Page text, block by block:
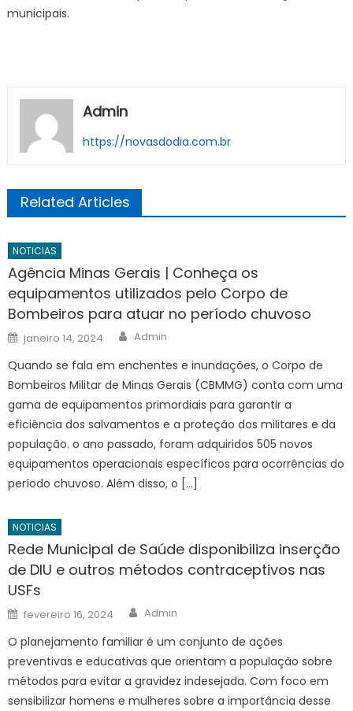
municipais.
Admin
https://novasdodia.com.br
Related Articles
NOTICIAS
Agência Minas Gerais | Conheça os
equipamentos utilizados pelo Corpo de
Bombeiros para atuar no período chuvoso
Posted
on
janeiro 14, 2024 Author
Admin
Quando se fala em enchentes e inundações, o Corpo de
Bombeiros Militar de Minas Gerais (CBMMG) conta com uma
gama de equipamentos primordiais para garantir a
eficiência dos salvamentos e a proteção dos militares e da
população. o ano passado, foram adquiridos 505 novos
equipamentos operacionais específicos para ocorrências do
período chuvoso. Além disso, o […]
NOTICIAS
Rede Municipal de Saúde disponibiliza inserção
de DIU e outros métodos contraceptivos nas
USFs
Posted
on
fevereiro 16, 2024 Author
Admin
O planejamento familiar é um conjunto de ações
preventivas e educativas que orientam a população sobre
métodos para evitar a gravidez indesejada. Com foco em
sensibilizar homens e mulheres sobre a importância desse